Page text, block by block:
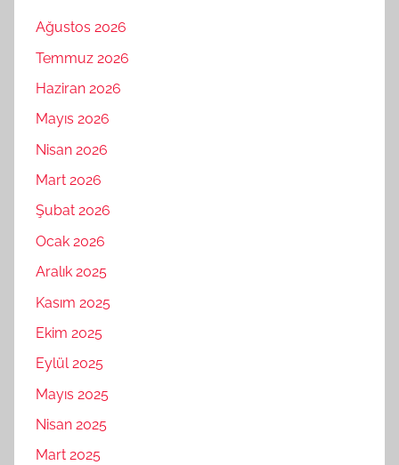
Ağustos 2026
Temmuz 2026
Haziran 2026
Mayıs 2026
Nisan 2026
Mart 2026
Şubat 2026
Ocak 2026
Aralık 2025
Kasım 2025
Ekim 2025
Eylül 2025
Mayıs 2025
Nisan 2025
Mart 2025